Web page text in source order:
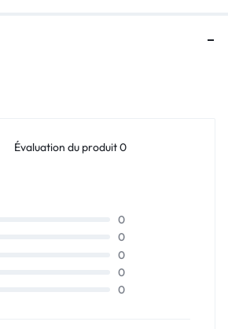
Évaluation du produit 0
0
0
0
0
0